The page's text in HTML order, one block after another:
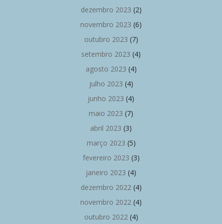
dezembro 2023 (2)
novembro 2023 (6)
outubro 2023 (7)
setembro 2023 (4)
agosto 2023 (4)
julho 2023 (4)
junho 2023 (4)
maio 2023 (7)
abril 2023 (3)
março 2023 (5)
fevereiro 2023 (3)
janeiro 2023 (4)
dezembro 2022(4)
novembro 2022 (4)
outubro 2022(4)